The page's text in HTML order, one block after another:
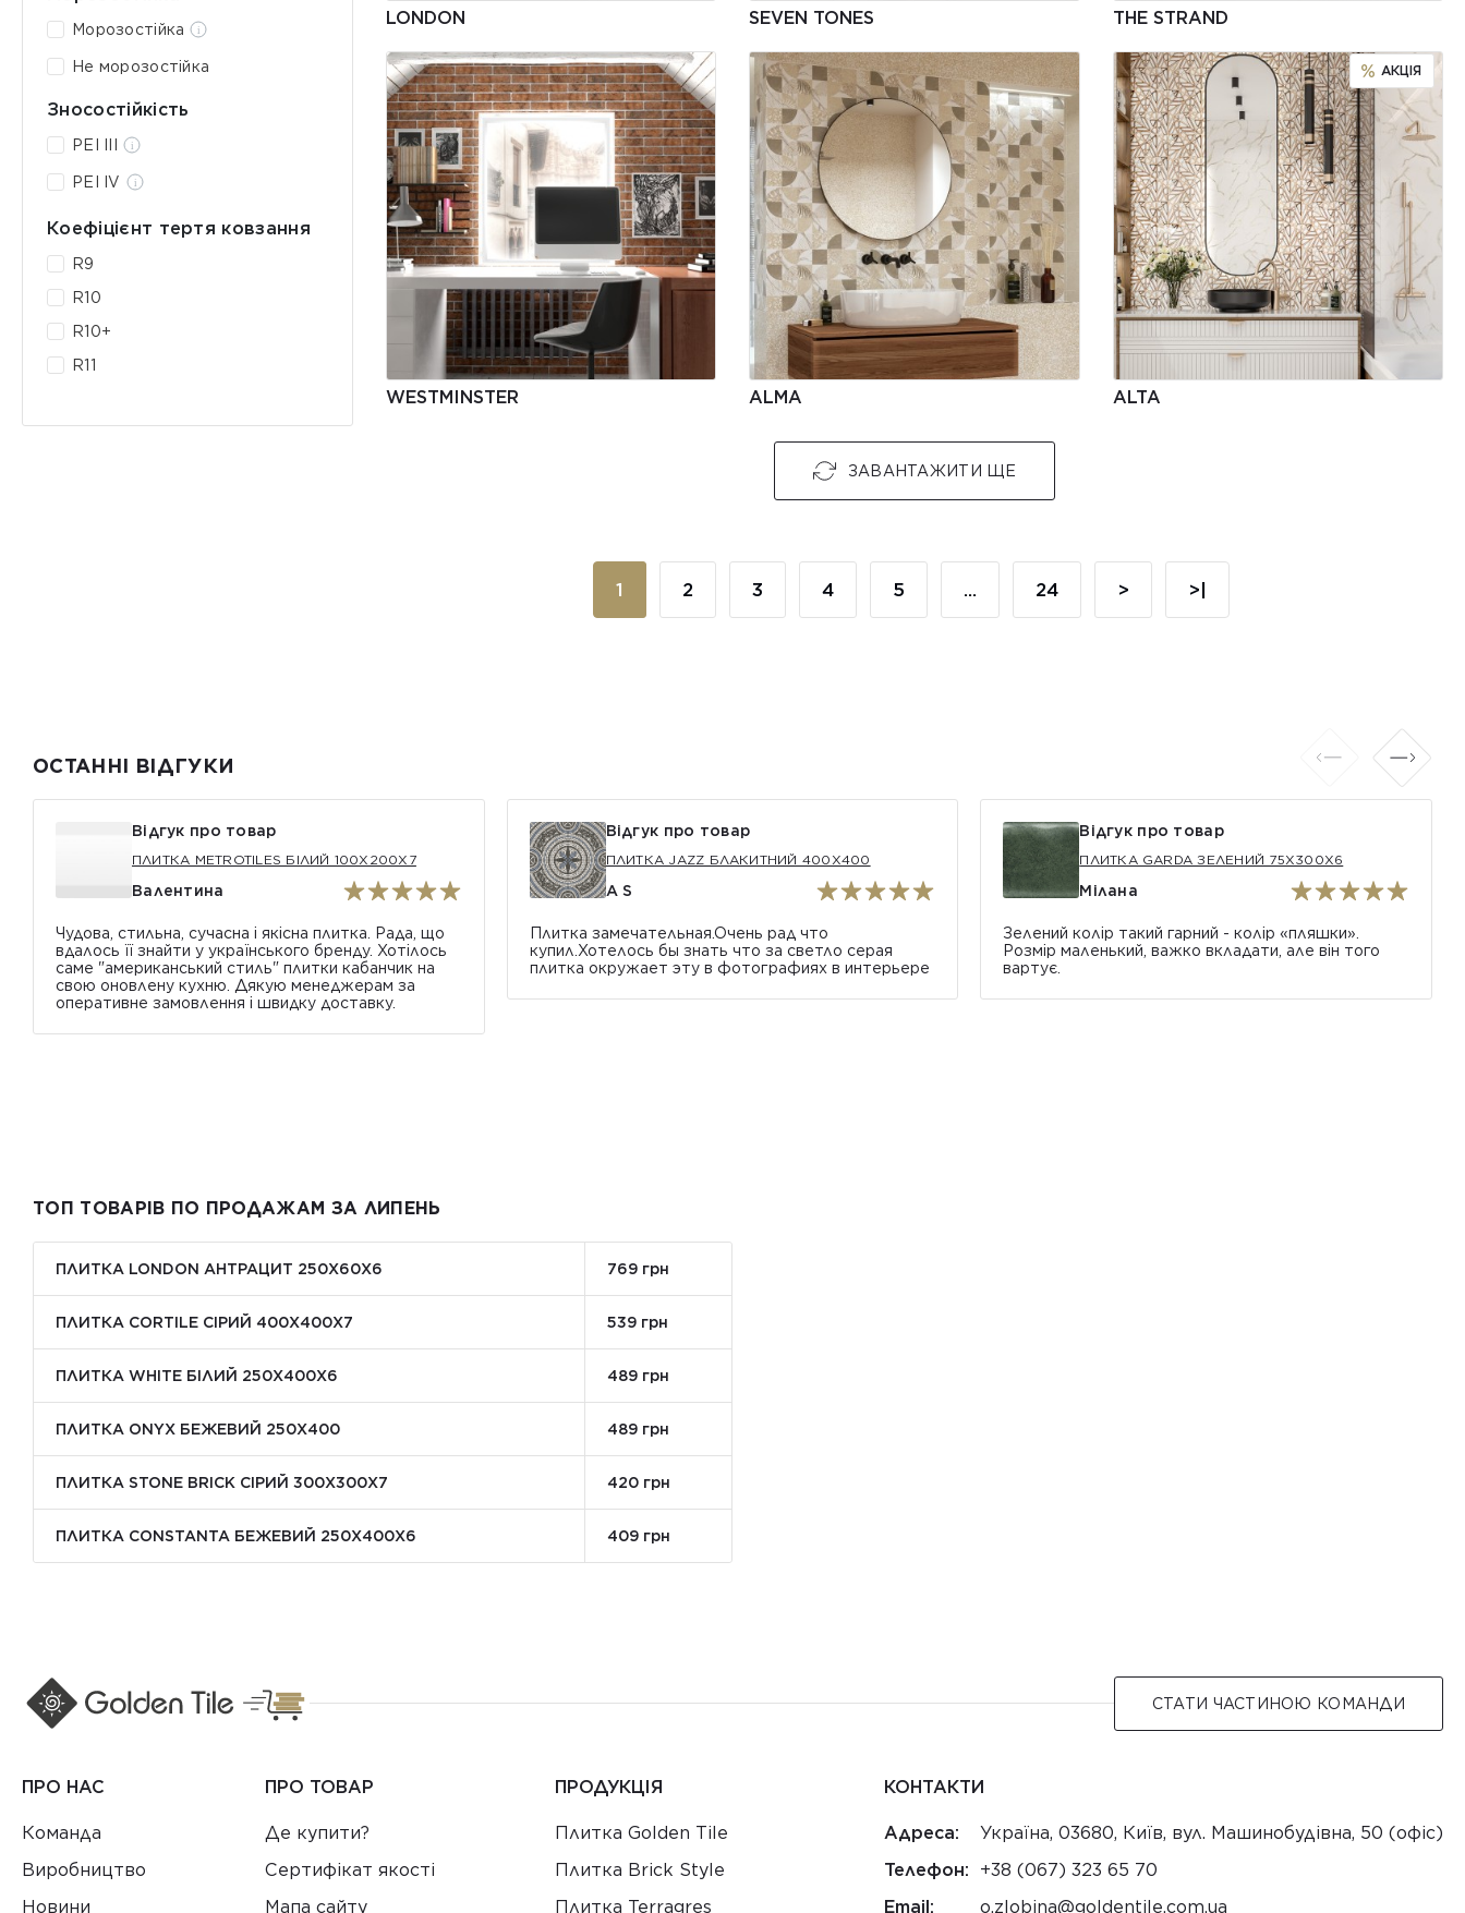
Морозостійка
Не морозостійка
Зносостійкість
PEI III
PEI IV
Коефіцієнт тертя ковзання
R9
R10
R10+
R11
LONDON SEVEN TONES THE STRAND
WESTMINSTER ALMA
АКЦІЯ
ALTA
ЗАВАНТАЖИТИ ЩЕ
1 2 3 4 5 ... 24 > >|
ОСТАННІ ВІДГУКИ
Відгук про товар
ПЛИТКА METROTILES БІЛИЙ 100X200X7
Валентина
Чудова, стильна, сучасна і якісна плитка. Рада, що
вдалось її знайти у українського бренду. Хотілось
саме "американський стиль" плитки кабанчик на
свою оновлену кухню. Дякую менеджерам за
оперативне замовлення і швидку доставку.
Відгук про товар
ПЛИТКА JAZZ БЛАКИТНИЙ 400Х400
A S
Плитка замечательная.Очень рад что
купил.Хотелось бы знать что за светло серая
плитка окружает эту в фотографиях в интерьере
Відгук про товар
ПЛИТКА GARDA ЗЕЛЕНИЙ 75X300X6
Мілана
Зелений колір такий гарний - колір «пляшки».
Розмір маленький, важко вкладати, але він того
вартує.
ТОП ТОВАРІВ ПО ПРОДАЖАМ ЗА ЛИПЕНЬ
ПЛИТКА LONDON АНТРАЦИТ 250Х60Х6 769 грн
ПЛИТКА CORTILE СІРИЙ 400X400X7 539 грн
ПЛИТКА WHITE БІЛИЙ 250Х400Х6 489 грн
ПЛИТКА ONYX БЕЖЕВИЙ 250X400 489 грн
ПЛИТКА STONE BRICK СІРИЙ 300Х300X7 420 грн
ПЛИТКА CONSTANTA БЕЖЕВИЙ 250Х400X6 409 грн
СТАТИ ЧАСТИНОЮ КОМАНДИ
ПРО НАС
Команда
Виробництво
Новини
ПРО ТОВАР
Де купити?
Сертифікат якості
Мапа сайту
ПРОДУКЦІЯ
Плитка Golden Tile
Плитка Brick Style
Плитка Terragres
КОНТАКТИ
Адреса:
Україна, 03680, Київ, вул. Машинобудівна, 50 (офіс)
Телефон:
+38 (067) 323 65 70
Email:
au.moc.elitnedlog@anibolz.o